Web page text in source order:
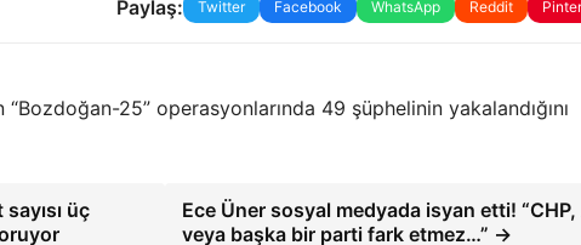
Paylaş: Twitter Facebook WhatsApp Reddit
25” operasyonlarında 49 şüphelinin yakalandığını
üç
Ece Üner sosyal medyada isyan etti! “CHP,
veya başka bir parti fark etmez…” →